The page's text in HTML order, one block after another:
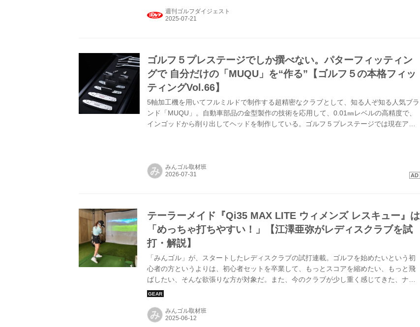
の後端、フェース側のトウ側・ヒール側の計3つのウェイトが搭載されていることで、幅
広い弾道にカスタマイズすることが可能になりました。クラブ設計家の松尾好員氏によ
週刊ゴルフダイジェスト
ゴルフ５プレステージでしか撰べない。パターフィッティン
グで 自分だけの「MUQU」を“作る”【ゴルフ５の本格フィッ
ティングVol.66】
5軸加工機を用いてフルミルドで制作する超精密なクラブとして、知る人ぞ知る人気ブラ
ンド「MUQU」。自動車部品の金型製作の技術を応用して、0.01㎜レベルの高精度で、
インゴッドから削り出してヘッドを制作している。ゴルフ５プレステージでは現在アイ
み みんゴル取材班
テーラーメイド『Qi35 MAX LITE ウィメンズ レスキュー』は
「めっちゃ打ちやすい！」【江澤亜弥がレディスクラブを試
打・解説】
「みんゴル」が、スタートしたレディスクラブの試打連載。ゴルフを始めたいという初
心者の方というよりは、初心者セットを卒業して、もっとスコアを縮めたい、もっと飛
ばしたい、そんな欲張りな方が対象だ。また、今のクラブが少し重く感じてきた、ナイ
スショットが18ホールは続かなくなってきた……など、悩める女性ゴルファーも必見！
ーメイド『Qi35 MAX LITE ウィメンズ レスキュー』を試打。江澤はどう評価する?
み みんゴル取材班